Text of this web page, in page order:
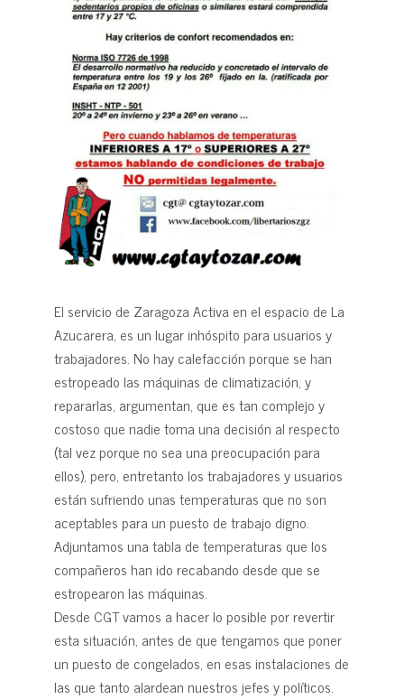
El servicio de Zaragoza Activa en el espacio de La
Azucarera, es un lugar inhóspito para usuarios y
trabajadores. No hay calefacción porque se han
estropeado las máquinas de climatización, y
repararlas, argumentan, que es tan complejo y
costoso que nadie toma una decisión al respecto
(tal vez porque no sea una preocupación para
ellos), pero, entretanto los trabajadores y usuarios
están sufriendo unas temperaturas que no son
aceptables para un puesto de trabajo digno.
Adjuntamos una tabla de temperaturas que los
compañeros han ido recabando desde que se
estropearon las máquinas.
Desde CGT vamos a hacer lo posible por revertir
esta situación, antes de que tengamos que poner
un puesto de congelados, en esas instalaciones de
las que tanto alardean nuestros jefes y políticos.